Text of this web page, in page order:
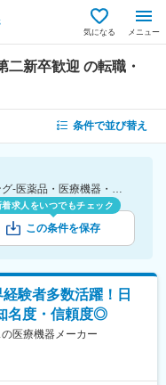
気になる メニュー
二新卒歓迎 の転職・
条件で並び替え
[勤務地]福島県 [業種]医療コンサルティング-医薬品・医療機器・ライフサイエンス・医療系サービス [詳細条件](募集・採用情報)第二新卒歓迎
着求人をいつでもチェック
この条件を保存
験者多数活躍！日
名度・信頼度◎
医療機器メーカー